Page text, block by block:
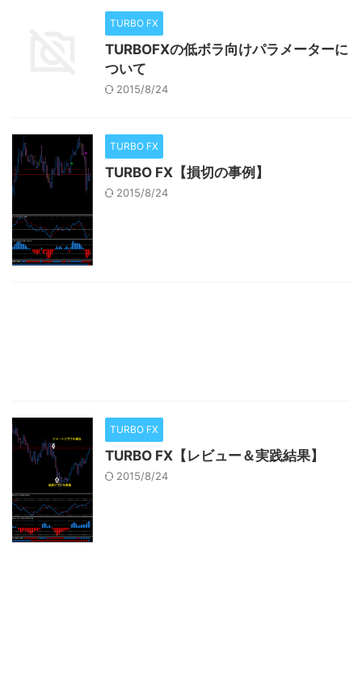
TURBO FX
TURBOFXの低ボラ向けパラメーターに
ついて
2015/8/24
TURBO FX
TURBO FX【損切の事例】
2015/8/24
TURBO FX
TURBO FX【レビュー＆実践結果】
2015/8/24